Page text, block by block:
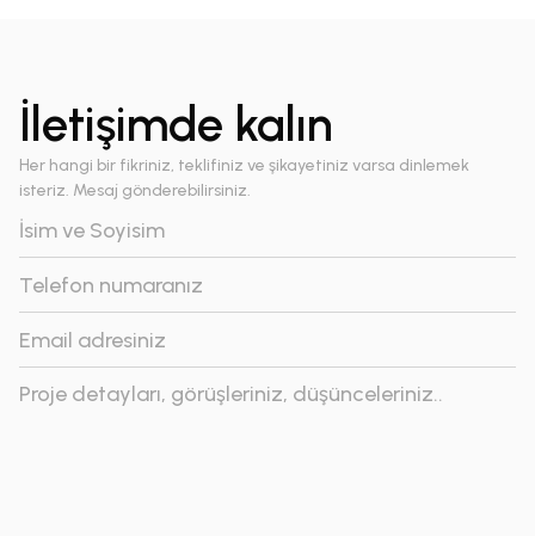
İletişimde kalın
Her hangi bir fikriniz, teklifiniz ve şikayetiniz varsa dinlemek
isteriz. Mesaj gönderebilirsiniz.